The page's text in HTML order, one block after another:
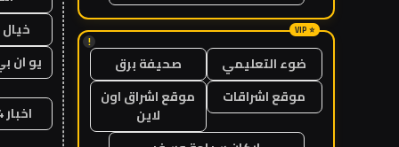
!
ضوء التعليمي
صحيفة برق
موقع اشراقات
موقع اشراق اون
لاين
خيال
يو ان
اخبار 24 ساعة